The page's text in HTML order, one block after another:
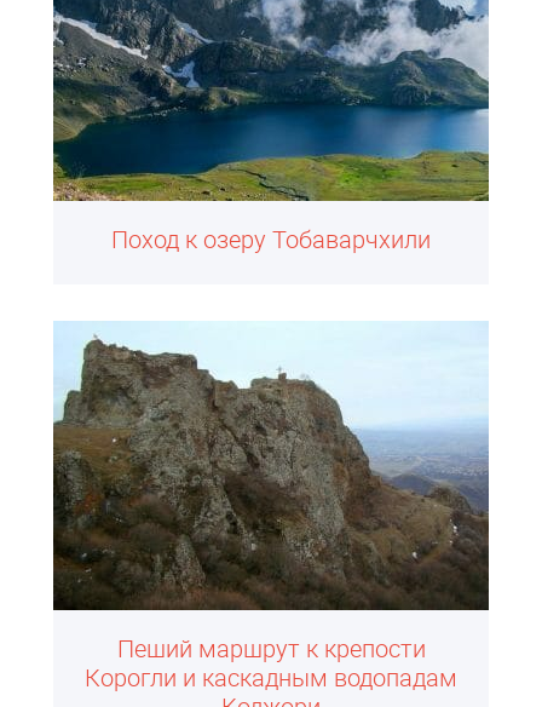
Поход к озеру Тобаварчхили
Пеший маршрут к крепости
Корогли и каскадным водопадам